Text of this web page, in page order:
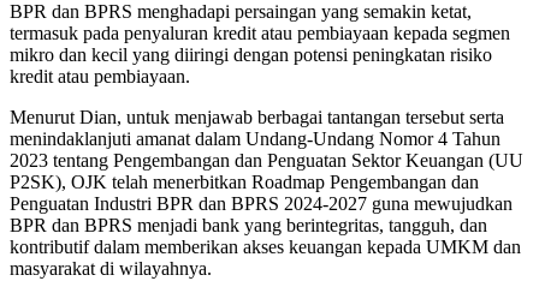
BPR dan BPRS menghadapi persaingan yang semakin ketat,
termasuk pada penyaluran kredit atau pembiayaan kepada segmen
mikro dan kecil yang diiringi dengan potensi peningkatan risiko
kredit atau pembiayaan.
Menurut Dian, untuk menjawab berbagai tantangan tersebut serta
menindaklanjuti amanat dalam Undang-Undang Nomor 4 Tahun
2023 tentang Pengembangan dan Penguatan Sektor Keuangan (UU
P2SK), OJK telah menerbitkan Roadmap Pengembangan dan
Penguatan Industri BPR dan BPRS 2024-2027 guna mewujudkan
BPR dan BPRS menjadi bank yang berintegritas, tangguh, dan
kontributif dalam memberikan akses keuangan kepada UMKM dan
masyarakat di wilayahnya.